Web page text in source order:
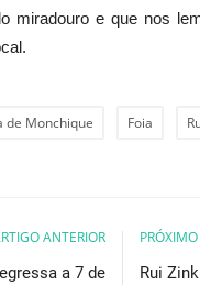
miradouro e que nos
de Monchique Foia
ANTERIOR
a 7 de
Rui